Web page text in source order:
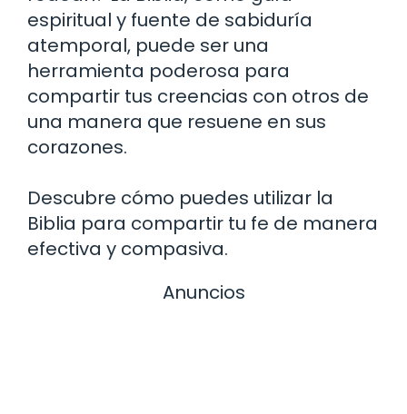
espiritual y fuente de sabiduría
atemporal, puede ser una
herramienta poderosa para
compartir tus creencias con otros de
una manera que resuene en sus
corazones.
Descubre cómo puedes utilizar la
Biblia para compartir tu fe de manera
efectiva y compasiva.
Anuncios